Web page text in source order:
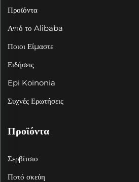
Προϊόντα
Από το Alibaba
Ποιοι Είμαστε
Ειδήσεις
Epi Koinonia
Συχνές Ερωτήσεις
Προϊόντα
Σερβίτσιο
Ποτό σκεύη